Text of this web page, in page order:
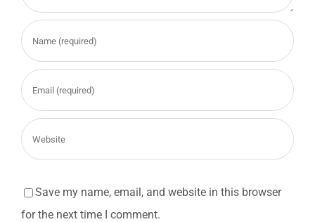
Save my name, email, and website in this browser
for the next time I comment.